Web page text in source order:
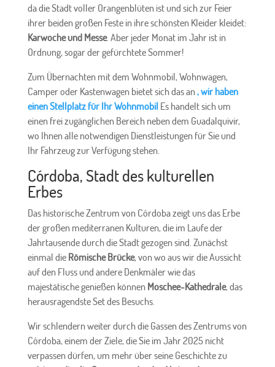
da die Stadt voller Orangenblüten ist und sich zur Feier
ihrer beiden großen Feste in ihre schönsten Kleider kleidet:
Karwoche und Messe. Aber jeder Monat im Jahr ist in
Ordnung, sogar der gefürchtete Sommer!
Zum Übernachten mit dem Wohnmobil, Wohnwagen,
Camper oder Kastenwagen bietet sich das an, wir haben
einen Stellplatz für Ihr Wohnmobil Es handelt sich um
einen frei zugänglichen Bereich neben dem Guadalquivir,
wo Ihnen alle notwendigen Dienstleistungen für Sie und
Ihr Fahrzeug zur Verfügung stehen.
Córdoba, Stadt des kulturellen
Erbes
Das historische Zentrum von Córdoba zeigt uns das Erbe
der großen mediterranen Kulturen, die im Laufe der
Jahrtausende durch die Stadt gezogen sind. Zunächst
einmal die Römische Brücke, von wo aus wir die Aussicht
auf den Fluss und andere Denkmäler wie das
majestätische genießen können Moschee-Kathedrale, das
herausragendste Set des Besuchs.
Wir schlendern weiter durch die Gassen des Zentrums von
Córdoba, einem der Ziele, die Sie im Jahr 2025 nicht
verpassen dürfen, um mehr über seine Geschichte zu